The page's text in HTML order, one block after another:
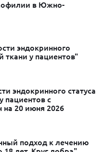
в Южно-
эндокринного
ткани у пациентов"
эндокринного статуса
пациентов с
на 20 июня 2026
подход к лечению